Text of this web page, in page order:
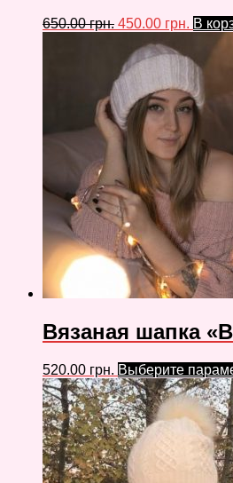
650.00грн. 450.00 грн. В
Вязаная шапка
520.00 грн. Выберите